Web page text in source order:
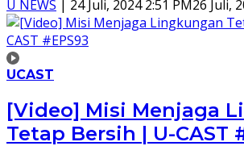
U NEWS | 24 Juli, 2024 2:51 PM26 Juli,
UCAST
[Video] Misi Menjaga
Tetap Bersih | U-CAST